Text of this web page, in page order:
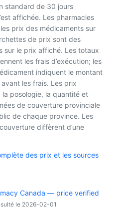
standard de 30 jours
affichée. Les pharmacies
prix des médicaments sur
de prix sont des
sur le prix affiché. Les totaux
les frais d’exécution; les
indiquent le montant
les frais. Les prix
la posologie, la quantité et
de couverture provinciale
de chaque province. Les
diffèrent d’une
des prix et les sources
Canada — price verified
le 2026-02-01